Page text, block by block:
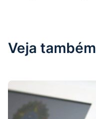
Veja também